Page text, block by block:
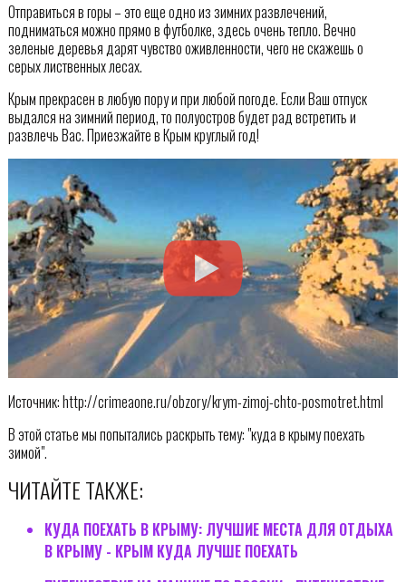
Отправиться в горы – это еще одно из зимних развлечений,
подниматься можно прямо в футболке, здесь очень тепло. Вечно
зеленые деревья дарят чувство оживленности, чего не скажешь о
серых лиственных лесах.
Крым прекрасен в любую пору и при любой погоде. Если Ваш отпуск
выдался на зимний период, то полуостров будет рад встретить и
развлечь Вас. Приезжайте в Крым круглый год!
Источник: http://crimeaone.ru/obzory/krym-zimoj-chto-posmotret.html
В этой статье мы попытались раскрыть тему: "куда в крыму поехать
зимой".
ЧИТАЙТЕ ТАКЖЕ:
КУДА ПОЕХАТЬ В КРЫМУ: ЛУЧШИЕ МЕСТА ДЛЯ ОТДЫХА
В КРЫМУ - КРЫМ КУДА ЛУЧШЕ ПОЕХАТЬ